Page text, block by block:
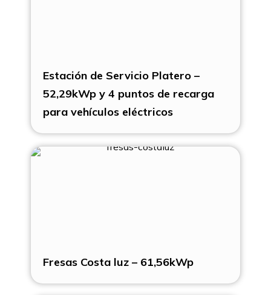
Estación de Servicio Platero –
52,29kWp y 4 puntos de recarga
para vehículos eléctricos
Fresas Costa luz – 61,56kWp